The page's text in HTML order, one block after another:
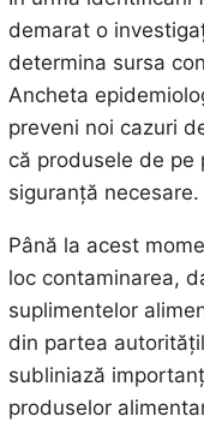
demarat o
determina sursa
Ancheta
preveni noi cazuri
că produsele de
siguranță necesare.
Până la acest
loc contaminarea,
suplimentelor
din partea
subliniază
produselor